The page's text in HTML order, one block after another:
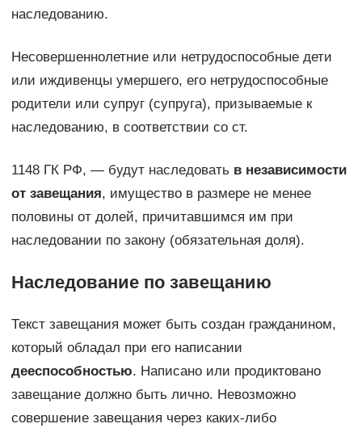
наследованию.
Несовершеннолетние или нетрудоспособные дети
или иждивенцы умершего, его нетрудоспособные
родители или супруг (супруга), призываемые к
наследованию, в соответствии со ст.
1148 ГК РФ, — будут наследовать в независимости
от завещания, имущество в размере не менее
половины от долей, причитавшимся им при
наследовании по закону (обязательная доля).
Наследование по завещанию
Текст завещания может быть создан гражданином,
который обладал при его написании
дееспособностью. Написано или продиктовано
завещание должно быть лично. Невозможно
совершение завещания через каких-либо